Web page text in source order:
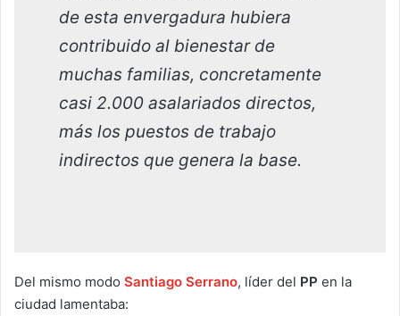
de esta envergadura hubiera
contribuido al bienestar de
muchas familias, concretamente
casi 2.000 asalariados directos,
más los puestos de trabajo
indirectos que genera la base.
Del mismo modo Santiago Serrano, líder del PP en la
ciudad lamentaba: